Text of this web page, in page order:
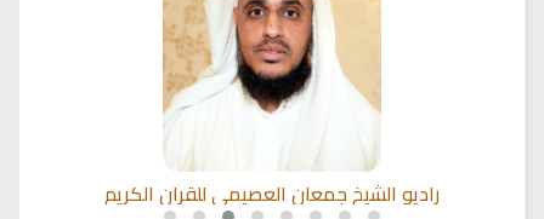
راديو الشيخ جمعان العصيمي للقران الكريم